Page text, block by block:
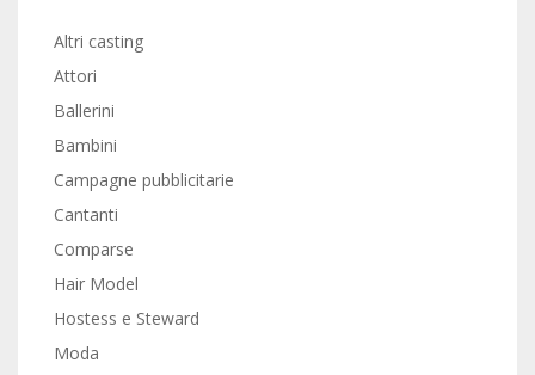
Altri casting
Attori
Ballerini
Bambini
Campagne pubblicitarie
Cantanti
Comparse
Hair Model
Hostess e Steward
Moda